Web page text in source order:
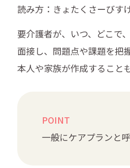
読み方：きょたくさーびす
要介護者が、いつ、どこで
面接し、問題点や課題を把
本人や家族が作成すること
POINT
一般にケアプランと呼